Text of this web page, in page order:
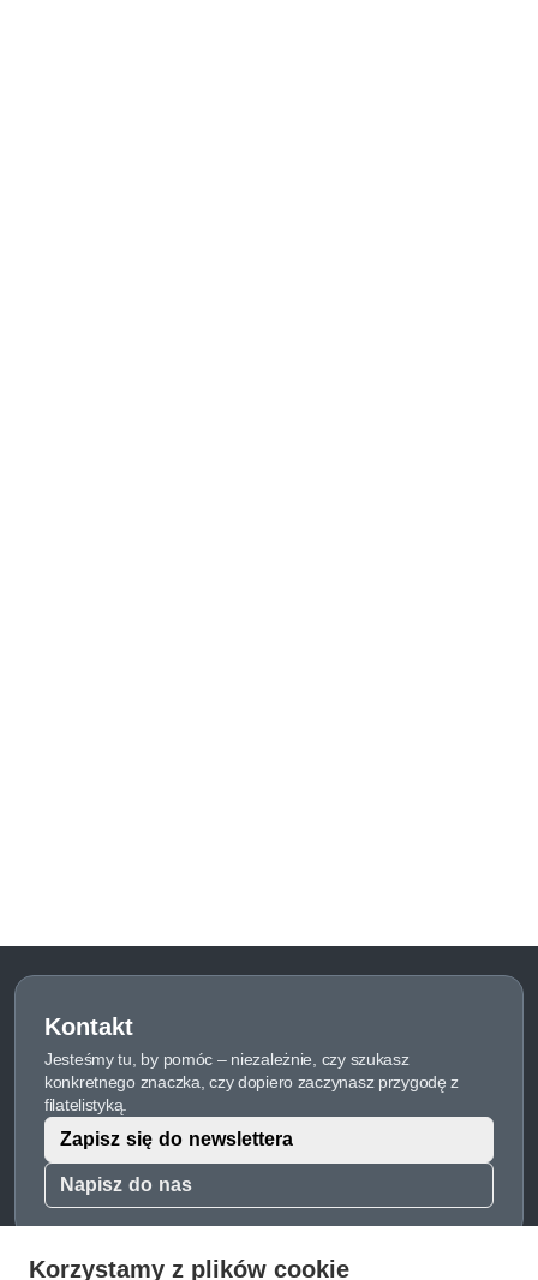
Kontakt
Jesteśmy tu, by pomóc – niezależnie, czy szukasz
konkretnego znaczka, czy dopiero zaczynasz przygodę z
filatelistyką.
Napisz do nas
Zapisz się do newslettera
Korzystamy z plików cookie